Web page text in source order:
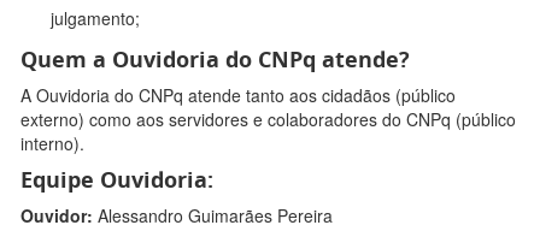
julgamento;
Quem a Ouvidoria do CNPq atende?
A Ouvidoria do CNPq atende tanto aos cidadãos (público
externo) como aos servidores e colaboradores do CNPq (público
interno).
Equipe Ouvidoria:
Ouvidor: Alessandro Guimarães Pereira